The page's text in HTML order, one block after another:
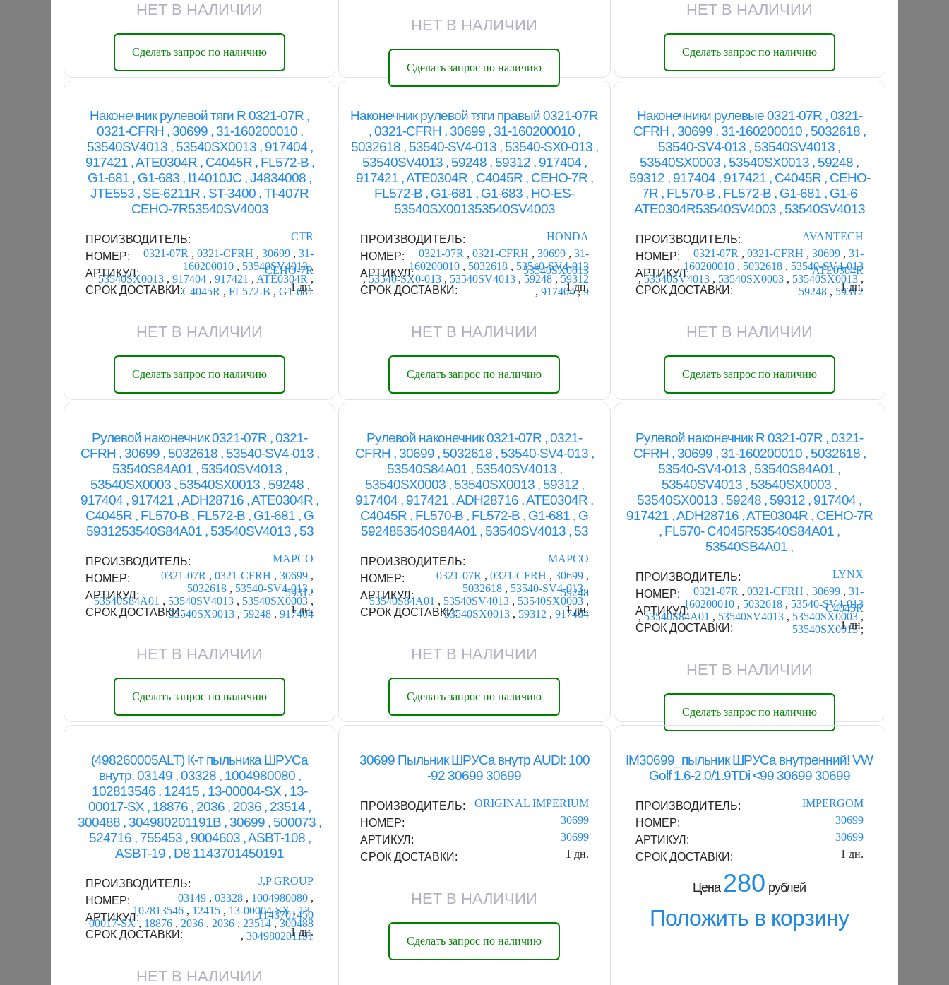
НЕТ В НАЛИЧИИ
Сделать запрос по наличию
НЕТ В НАЛИЧИИ
Сделать запрос по наличию
НЕТ В НАЛИЧИИ
Сделать запрос по наличию
Наконечник рулевой тяги R 0321-07R ,
0321-CFRH , 30699 , 31-160200010 ,
53540SV4013 , 53540SX0013 , 917404 ,
917421 , ATE0304R , C4045R , FL572-B ,
G1-681 , G1-683 , I14010JC , J4834008 ,
JTE553 , SE-6211R , ST-3400 , TI-407R
CEHO-7R53540SV4003
ПРОИЗВОДИТЕЛЬ:
CTR
НОМЕР:
0321-07R ,0321-CFRH ,30699 ,31-
160200010 , 53540SV4013,
53540SX0013 ,917404 ,917421 , ATE0304R ,
C4045R ,FL572-B ,G1-681
АРТИКУЛ:
CEHO-7R
СРОК ДОСТАВКИ:
1 дн.
НЕТ В НАЛИЧИИ
Сделать запрос по наличию
Наконечник рулевой тяги правый 0321-07R
, 0321-CFRH , 30699 , 31-160200010 ,
5032618 , 53540-SV4-013 , 53540-SX0-013 ,
53540SV4013 , 59248 , 59312 , 917404 ,
917421 , ATE0304R , C4045R , CEHO-7R ,
FL572-B , G1-681 , G1-683 , HO-ES-
53540SX001353540SV4003
ПРОИЗВОДИТЕЛЬ:
HONDA
НОМЕР:
0321-07R , 0321-CFRH , 30699 , 31-
160200010 , 5032618 , 53540-SV4-013
,53540-SX0-013 , 53540SV4013 , 59248 , 59312
, 917404,9
АРТИКУЛ:
53540SX0013
СРОК ДОСТАВКИ:
1 дн.
НЕТ В НАЛИЧИИ
Сделать запрос по наличию
Наконечники рулевые 0321-07R , 0321-
CFRH , 30699 , 31-160200010 , 5032618 ,
53540-SV4-013 , 53540SV4013 ,
53540SX0003 , 53540SX0013 , 59248 ,
59312 , 917404 , 917421 , C4045R , CEHO-
7R , FL570-B , FL572-B , G1-681 , G1-6
ATE0304R53540SV4003 , 53540SV4013
ПРОИЗВОДИТЕЛЬ:
AVANTECH
НОМЕР:
0321-07R , 0321-CFRH , 30699 , 31-
160200010 , 5032618 , 53540-SV4-013
,53540SV4013 , 53540SX0003 , 53540SX0013 ,
59248 , 59312
АРТИКУЛ:
ATE0304R
СРОК ДОСТАВКИ:
1 дн.
НЕТ В НАЛИЧИИ
Сделать запрос по наличию
Рулевой наконечник 0321-07R , 0321-
CFRH , 30699 , 5032618 , 53540-SV4-013 ,
53540S84A01 , 53540SV4013 ,
53540SX0003 , 53540SX0013 , 59248 ,
917404 , 917421 , ADH28716 , ATE0304R ,
C4045R , FL570-B , FL572-B , G1-681 , G
5931253540S84A01 , 53540SV4013 , 53
ПРОИЗВОДИТЕЛЬ:
MAPCO
НОМЕР:
0321-07R ,0321-CFRH ,30699 ,
5032618 , 53540-SV4-013,
53540S84A01 , 53540SV4013 , 53540SX0003 ,
53540SX0013 , 59248 ,917404
АРТИКУЛ:
59312
СРОК ДОСТАВКИ:
1 дн.
НЕТ В НАЛИЧИИ
Сделать запрос по наличию
Рулевой наконечник 0321-07R , 0321-
CFRH , 30699 , 5032618 , 53540-SV4-013 ,
53540S84A01 , 53540SV4013 ,
53540SX0003 , 53540SX0013 , 59312 ,
917404 , 917421 , ADH28716 , ATE0304R ,
C4045R , FL570-B , FL572-B , G1-681 , G
5924853540S84A01 , 53540SV4013 , 53
ПРОИЗВОДИТЕЛЬ:
MAPCO
НОМЕР:
0321-07R , 0321-CFRH , 30699 ,
5032618 , 53540-SV4-013,
53540S84A01 , 53540SV4013 , 53540SX0003 ,
53540SX0013 , 59312 , 917404
АРТИКУЛ:
59248
СРОК ДОСТАВКИ:
1 дн.
НЕТ В НАЛИЧИИ
Сделать запрос по наличию
Рулевой наконечник R 0321-07R , 0321-
CFRH , 30699 , 31-160200010 , 5032618 ,
53540-SV4-013 , 53540S84A01 ,
53540SV4013 , 53540SX0003 ,
53540SX0013 , 59248 , 59312 , 917404 ,
917421 , ADH28716 , ATE0304R , CEHO-7R
, FL570- C4045R53540S84A01 ,
53540SB4A01 ,
ПРОИЗВОДИТЕЛЬ:
LYNX
НОМЕР:
0321-07R , 0321-CFRH , 30699 , 31-
160200010 , 5032618 , 53540-SV4-013
,53540S84A01 , 53540SV4013 , 53540SX0003 ,
53540SX0013,
АРТИКУЛ:
C4045R
СРОК ДОСТАВКИ:
1 дн.
НЕТ В НАЛИЧИИ
Сделать запрос по наличию
(498260005ALT) К-т пыльника ШРУСа
внутр. 03149 , 03328 , 1004980080 ,
102813546 , 12415 , 13-00004-SX , 13-
00017-SX , 18876 , 2036 , 2036 , 23514 ,
300488 , 304980201191B , 30699 , 500073 ,
524716 , 755453 , 9004603 , ASBT-108 ,
ASBT-19 , D8 1143701450191
ПРОИЗВОДИТЕЛЬ:
J,P GROUP
НОМЕР:
03149 ,03328 , 1004980080 ,
102813546 , 12415 , 13-00004-SX,13-
00017-SX, 18876 , 2036 , 2036 , 23514 ,300488
,304980201191
АРТИКУЛ:
1143701450
СРОК ДОСТАВКИ:
1 дн.
НЕТ В НАЛИЧИИ
30699 Пыльник ШРУСа внутр AUDI: 100
-92 30699 30699
ПРОИЗВОДИТЕЛЬ:
ORIGINAL IMPERIUM
НОМЕР:
30699
АРТИКУЛ:
30699
СРОК ДОСТАВКИ:
1 дн.
НЕТ В НАЛИЧИИ
Сделать запрос по наличию
IM30699_пыльник ШРУСа внутренний! VW
Golf 1.6-2.0/1.9TDi <99 30699 30699
ПРОИЗВОДИТЕЛЬ:
IMPERGOM
НОМЕР:
30699
АРТИКУЛ:
30699
СРОК ДОСТАВКИ:
1 дн.
Цена 280 рублей
Положить в корзину